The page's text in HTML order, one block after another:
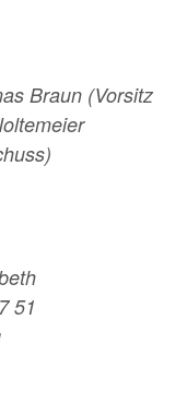
Braun (Vorsitz
51